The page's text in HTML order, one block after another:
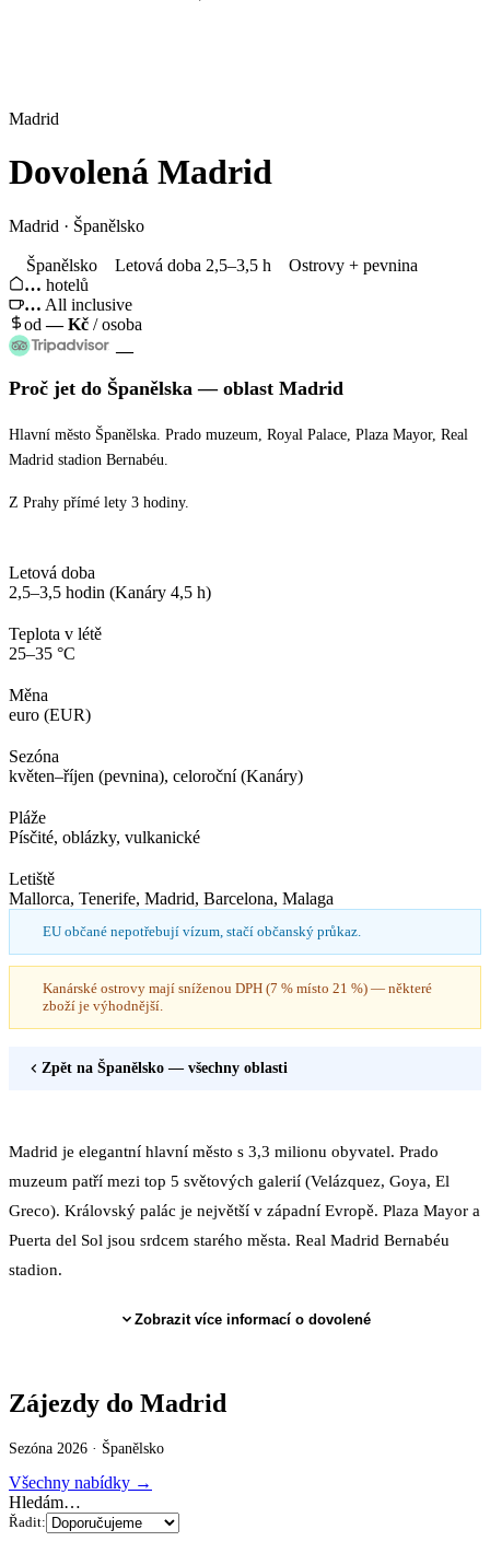
Madrid
Dovolená Madrid
Madrid · Španělsko
Španělsko Letová doba 2,5–3,5 h
Ostrovy + pevnina
… hotelů
… All inclusive
od—Kč / osoba
—
Proč jet do Španělska — oblast Madrid
Hlavní město Španělska. Prado muzeum, Royal Palace, Plaza Mayor, Real
Madrid stadion Bernabéu.
Z Prahy přímé lety 3 hodiny.
Letová doba
2,5–3,5 hodin (Kanáry 4,5 h)
Teplota v létě
25–35 °C
Měna
euro (EUR)
Sezóna
květen–říjen (pevnina), celoroční (Kanáry)
Pláže
Písčité, oblázky, vulkanické
Letiště
Mallorca, Tenerife, Madrid, Barcelona, Malaga
EU občané nepotřebují vízum, stačí občanský průkaz.
Kanárské ostrovy mají sníženou DPH (7 % místo 21 %) — některé
zboží je výhodnější.
Zpět na Španělsko — všechny oblasti
Madrid je elegantní hlavní město s 3,3 milionu obyvatel. Prado
muzeum patří mezi top 5 světových galerií (Velázquez, Goya, El
Greco). Královský palác je největší v západní Evropě. Plaza Mayor a
Puerta del Sol jsou srdcem starého města. Real Madrid Bernabéu
stadion.
Zobrazit více informací o dovolené
Zájezdy do Madrid
Sezóna 2026 · Španělsko
Všechny nabídky →
Hledám…
Řadit: